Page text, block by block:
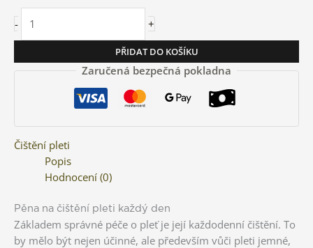
- +
PŘIDAT DO KOŠÍKU
Zaručená bezpečná pokladna
Čištění pleti
Popis
Hodnocení (0)
Pěna na čištění pleti každý den
Základem správné péče o pleť je její každodenní čištění. To
by mělo být nejen účinné, ale především vůči pleti jemné,